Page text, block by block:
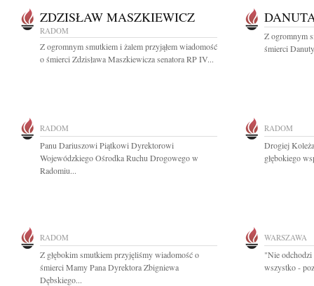
ZDZISŁAW MASZKIEWICZ
RADOM
Z ogromnym smutkiem i żalem przyjąłem wiadomość
o śmierci Zdzisława Maszkiewicza senatora RP IV...
Z ogromnym
śmierci
RADOM
Panu Dariuszowi Piątkowi Dyrektorowi
Wojewódzkiego Ośrodka Ruchu Drogowego w
Radomiu...
RADOM
Drogiej
głębokiego
RADOM
Z głębokim smutkiem przyjęliśmy wiadomość o
śmierci Mamy Pana Dyrektora Zbigniewa
Dębskiego...
WARSZAWA
"Nie odchodzi
wszystko -